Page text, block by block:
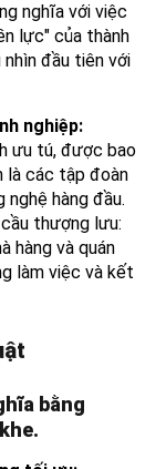
nghĩa với việc
lực" của thành
đầu tiên với
nghiệp:
ưu tú, được bao
là các tập đoàn
nghệ hàng đầu.
thượng lưu:
hàng và quán
làm việc và kết
bằng